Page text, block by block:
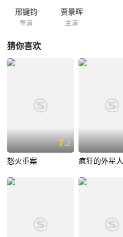
邢键钧
导演
贾景晖
主演
猜你喜欢
7.2
怒火重案 疯狂的外星人